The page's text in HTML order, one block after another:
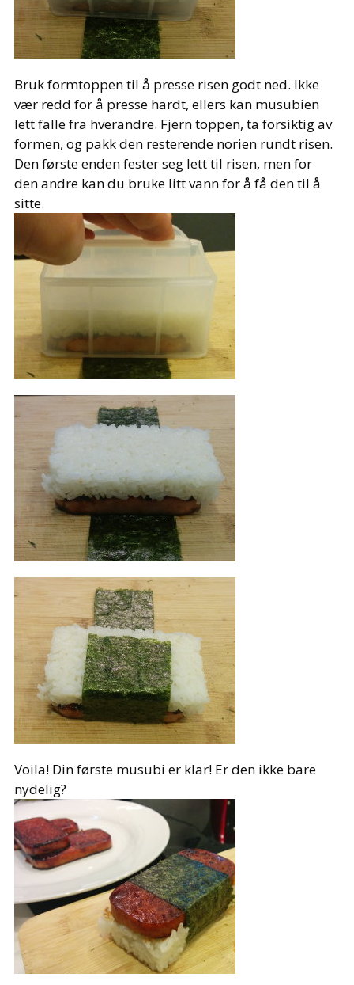
Bruk formtoppen til å presse risen godt ned. Ikke
vær redd for å presse hardt, ellers kan musubien
lett falle fra hverandre. Fjern toppen, ta forsiktig av
formen, og pakk den resterende norien rundt risen.
Den første enden fester seg lett til risen, men for
den andre kan du bruke litt vann for å få den til å
sitte.
Voila! Din første musubi er klar! Er den ikke bare
nydelig?